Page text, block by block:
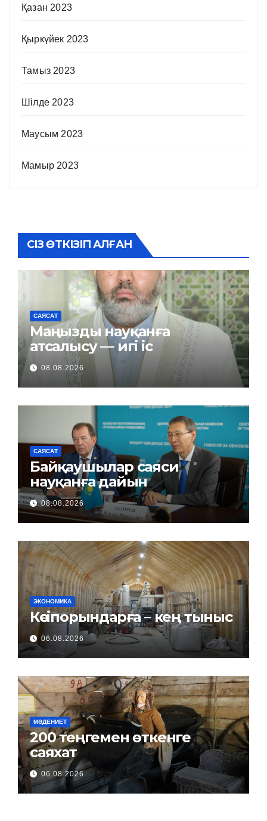
Қазан 2023
Қыркүйек 2023
Тамыз 2023
Шілде 2023
Маусым 2023
Мамыр 2023
СІЗ ӨТКІЗІП АЛҒАН
САЯСАТ
Маңызды науқанға
атсалысу — игі іс
08.08.2026
САЯСАТ
Байқаушылар саяси
науқанға дайын
08.08.2026
ЭКОНОМИКА
Кәсіпорындарға – кең тыныс
06.08.2026
МӘДЕНИЕТ
200 теңгемен өткенге
саяхат
06.08.2026